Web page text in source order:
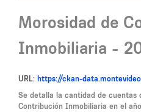
Morosidad de
Inmobiliaria -
URL: https://ckan-data.montevideo.gub.uy/dataset/9c927181-cc19-4b1a-999a-
Se detalla la cantidad de cuentas
Contribución Inmobiliaria en el